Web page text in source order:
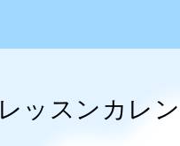
レッスンカレ